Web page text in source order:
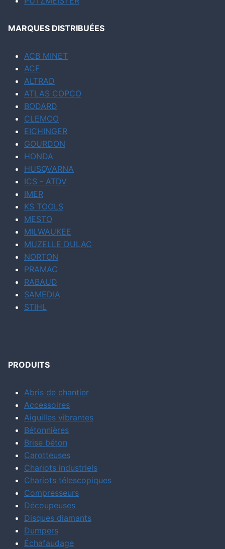
MARQUES DISTRIBUÉES
ACB MINET
ACF
ALTRAD
ATLAS COPCO
BODARD
CLEMCO
EICHINGER
GOURDON
HONDA
HUSQVARNA
ICS - ATDV
IMER
KS TOOLS
MESTO
MILWAUKEE
MUZELLE DULAC
NORTON
PRAMAC
RABAUD
SAMEDIA
STIHL
PRODUITS
Abris de chantier
Accessoires
Aiguilles vibrantes
Bétonnières
Brise béton
Carotteuses
Chariots industriels
Chariots télescopiques
Compresseurs
Découpeuses
Disques diamants
Dumpers
Échafaudage